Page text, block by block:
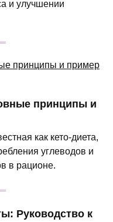
и улучшении
принципы и
как кето-диета,
углеводов и
в рационе.
Руководство к